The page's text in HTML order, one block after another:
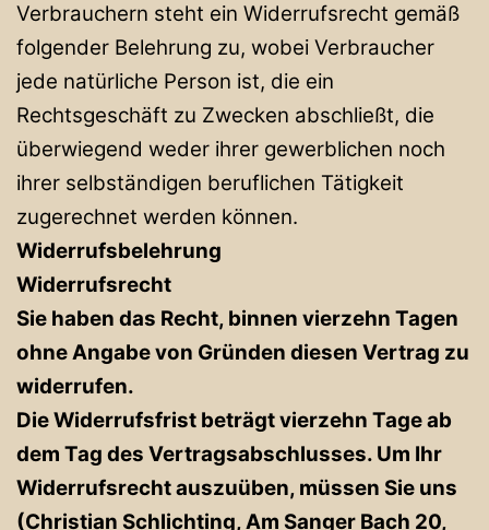
Verbrauchern steht ein Widerrufsrecht gemäß
folgender Belehrung zu, wobei Verbraucher
jede natürliche Person ist, die ein
Rechtsgeschäft zu Zwecken abschließt, die
überwiegend weder ihrer gewerblichen noch
ihrer selbständigen beruflichen Tätigkeit
zugerechnet werden können.
Widerrufsbelehrung
Widerrufsrecht
Sie haben das Recht, binnen vierzehn Tagen
ohne Angabe von Gründen diesen Vertrag zu
widerrufen.
Die Widerrufsfrist beträgt vierzehn Tage ab
dem Tag des Vertragsabschlusses. Um Ihr
Widerrufsrecht auszuüben, müssen Sie uns
(Christian Schlichting, Am Sanger Bach 20,